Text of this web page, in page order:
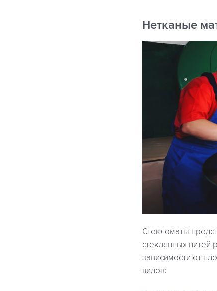
Нетканые
Стекломаты
стеклянных
зависимости от
видов: